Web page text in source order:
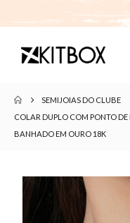
SEMIJOIAS DO CLUBE
COLAR DUPLO COM PONTO
BANHADO EM OURO 18K